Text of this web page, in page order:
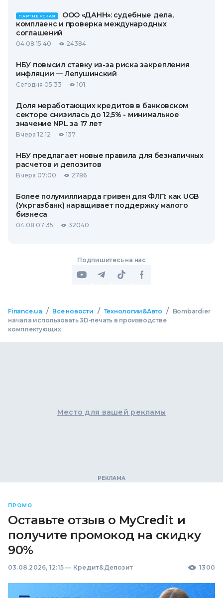
ПАРТНЕРСКАЯ
ООО «ДАНН»: судебные дела,
комплаенс и проверка международных
соглашений
04.08 15:40 24384
НБУ повысил ставку из-за риска закрепления
инфляции — Лепушинский
Сегодня 05:33 101
Доля неработающих кредитов в банковском
секторе снизилась до 12,5% - минимальное
значение NPL за 17 лет
Вчера 12:12 137
НБУ предлагает новые правила для безналичных
расчетов и депозитов
Вчера 07:00 2786
Более полумиллиарда гривен для ФЛП: как UGB
(Укргазбанк) наращивает поддержку малого
бизнеса
04.08 07:35 32040
Подпишитесь на нас
Finance.ua / Все новости / Технологии&Авто /
Bombardier
начала использовать 3D-печать в производстве
комплектующих
Место для вашей рекламы
ПРОМО
Оставьте отзыв о MyCredit и
получите промокод на скидку
90%
03.08.2026, 12:15 — Кредит&Депозит 1300